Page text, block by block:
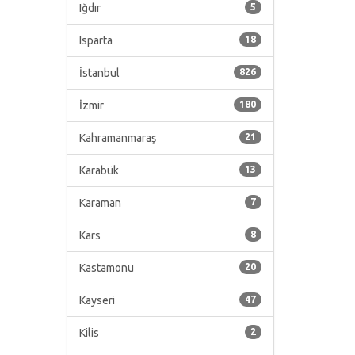
5
Iğdır
18
Isparta
826
İstanbul
180
İzmir
21
Kahramanmaraş
13
Karabük
7
Karaman
8
Kars
20
Kastamonu
47
Kayseri
2
Kilis